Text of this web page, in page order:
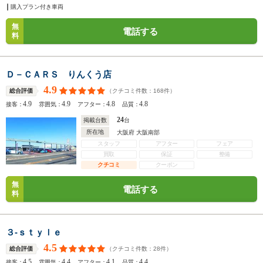
購入プラン付き車両
無
料
電話する
Ｄ－ＣＡＲＳ りんくう店
総合評価 4.9 （クチコミ件数： 168件）
接客：4.9 雰囲気：4.9 アフター：4.8 品質：4.8
掲載台数 24台
所在地
大阪府 大阪南部
スタッフ
アフター
フェア
買取
保証
整備
クチコミ
クーポン
無
料
電話する
３‐ｓｔｙｌｅ
総合評価 4.5 （クチコミ件数： 28件）